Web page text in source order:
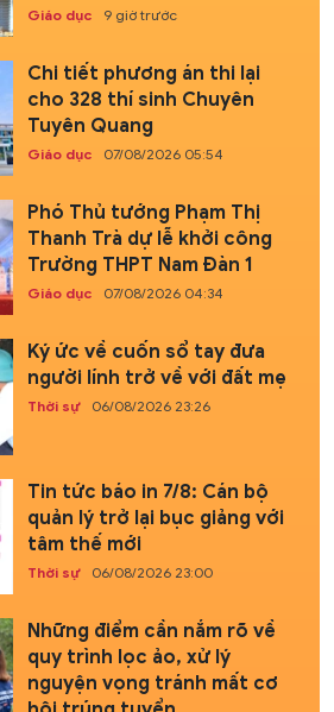
Giáo dục 9 giờ trước
Chi tiết phương án thi lại
cho 328 thí sinh Chuyên
Tuyên Quang
Giáo dục 07/08/2026 05:54
Phó Thủ tướng Phạm Thị
Thanh Trà dự lễ khởi công
Trường THPT Nam Đàn 1
Giáo dục 07/08/2026 04:34
Ký ức về cuốn sổ tay đưa
người lính trở về với đất mẹ
Thời sự 06/08/2026 23:26
Tin tức báo in 7/8: Cán bộ
quản lý trở lại bục giảng với
tâm thế mới
Thời sự 06/08/2026 23:00
Những điểm cần nắm rõ về
quy trình lọc ảo, xử lý
nguyện vọng tránh mất cơ